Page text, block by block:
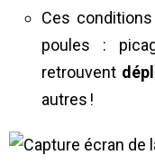
Ces
poules :
retrouvent
autres !